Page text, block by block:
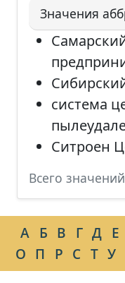
Значения
система
Ситроен
Всего
А Б В Г Д Е
О П Р С Т У